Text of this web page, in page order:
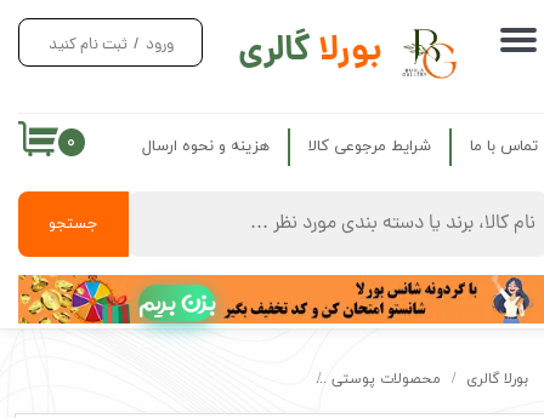
بورلاگالری
جستجو
ورود / ثبت نام کنید
حساب کاربری من
سفارشات
خروج از حساب کاربری
۰ تماس با ما شرایط مرجوعی کالا هزینه و نحوه ارسال
بزن بریم
بورلا گالری محصولات پوستی